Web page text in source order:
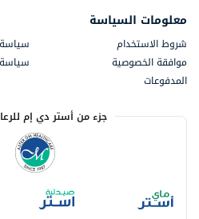
معلومات السياسة
شروط الاستخدام
موافقة الخصوصية
سياسة
المدفوعات
جزء من أستر دي إم